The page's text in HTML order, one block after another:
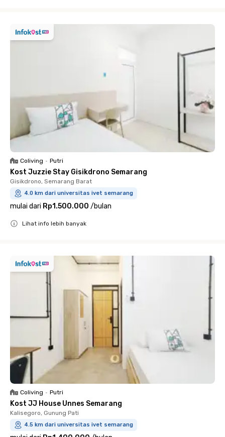
Coliving • Putri
Kost Juzzie Stay Gisikdrono Semarang
Gisikdrono, Semarang Barat
4.0 km dari universitas ivet semarang
mulai dari Rp1.500.000 /bulan
Lihat info lebih banyak
Coliving • Putri
Kost JJ House Unnes Semarang
Kalisegoro, Gunung Pati
4.5 km dari universitas ivet semarang